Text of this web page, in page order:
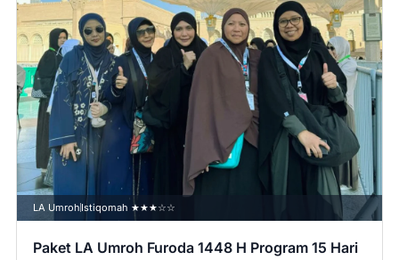
LA Umroh Istiqomah ★★★☆☆
Paket LA Umroh Furoda 1448 H Program 15 Hari